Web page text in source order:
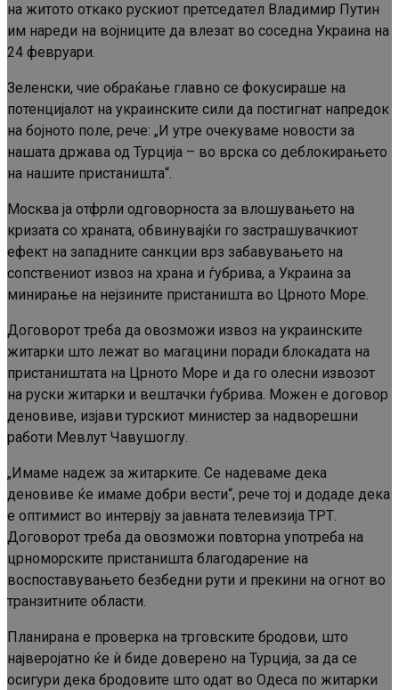
на житото откако рускиот претседател Владимир Путин
им нареди на војниците да влезат во соседна Украина на
24 февруари.
Зеленски, чие обраќање главно се фокусираше на
потенцијалот на украинските сили да постигнат напредок
на бојното поле, рече: „И утре очекуваме новости за
нашата држава од Турција – во врска со деблокирањето
на нашите пристаништа“.
Москва ја отфрли одговорноста за влошувањето на
кризата со храната, обвинувајќи го застрашувачкиот
ефект на западните санкции врз забавувањето на
сопствениот извоз на храна и ѓубрива, а Украина за
минирање на нејзините пристаништа во Црното Море.
Договорот треба да овозможи извоз на украинските
житарки што лежат во магацини поради блокадата на
пристаништата на Црното Море и да го олесни извозот
на руски житарки и вештачки ѓубрива. Можен е договор
деновиве, изјави турскиот министер за надворешни
работи Мевлут Чавушоглу.
„Имаме надеж за житарките. Се надеваме дека
деновиве ќе имаме добри вести“, рече тој и додаде дека
е оптимист во интервју за јавната телевизија ТРТ.
Договорот треба да овозможи повторна употреба на
црноморските пристаништа благодарение на
воспоставувањето безбедни рути и прекини на огнот во
транзитните области.
Планирана е проверка на трговските бродови, што
најверојатно ќе ѝ биде доверено на Турција, за да се
осигури дека бродовите што одат во Одеса по житарки